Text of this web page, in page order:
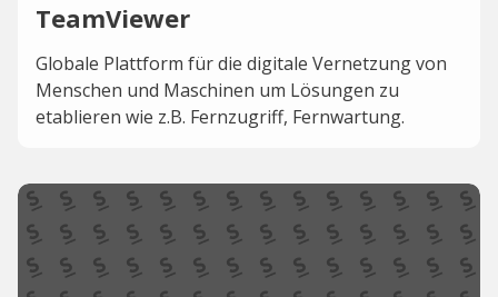
TeamViewer
Globale Plattform für die digitale Vernetzung von
Menschen und Maschinen um Lösungen zu
etablieren wie z.B. Fernzugriff, Fernwartung.